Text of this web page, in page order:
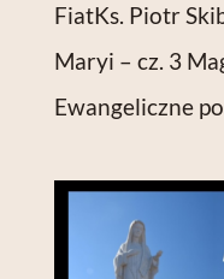
FiatKs. Piotr
Maryi – cz. 3
Ewangeliczne